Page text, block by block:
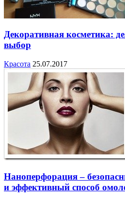
Декоративная косметика:
выбор
Красота 25.07.2017
Наноперфорация –
и эффективный способ